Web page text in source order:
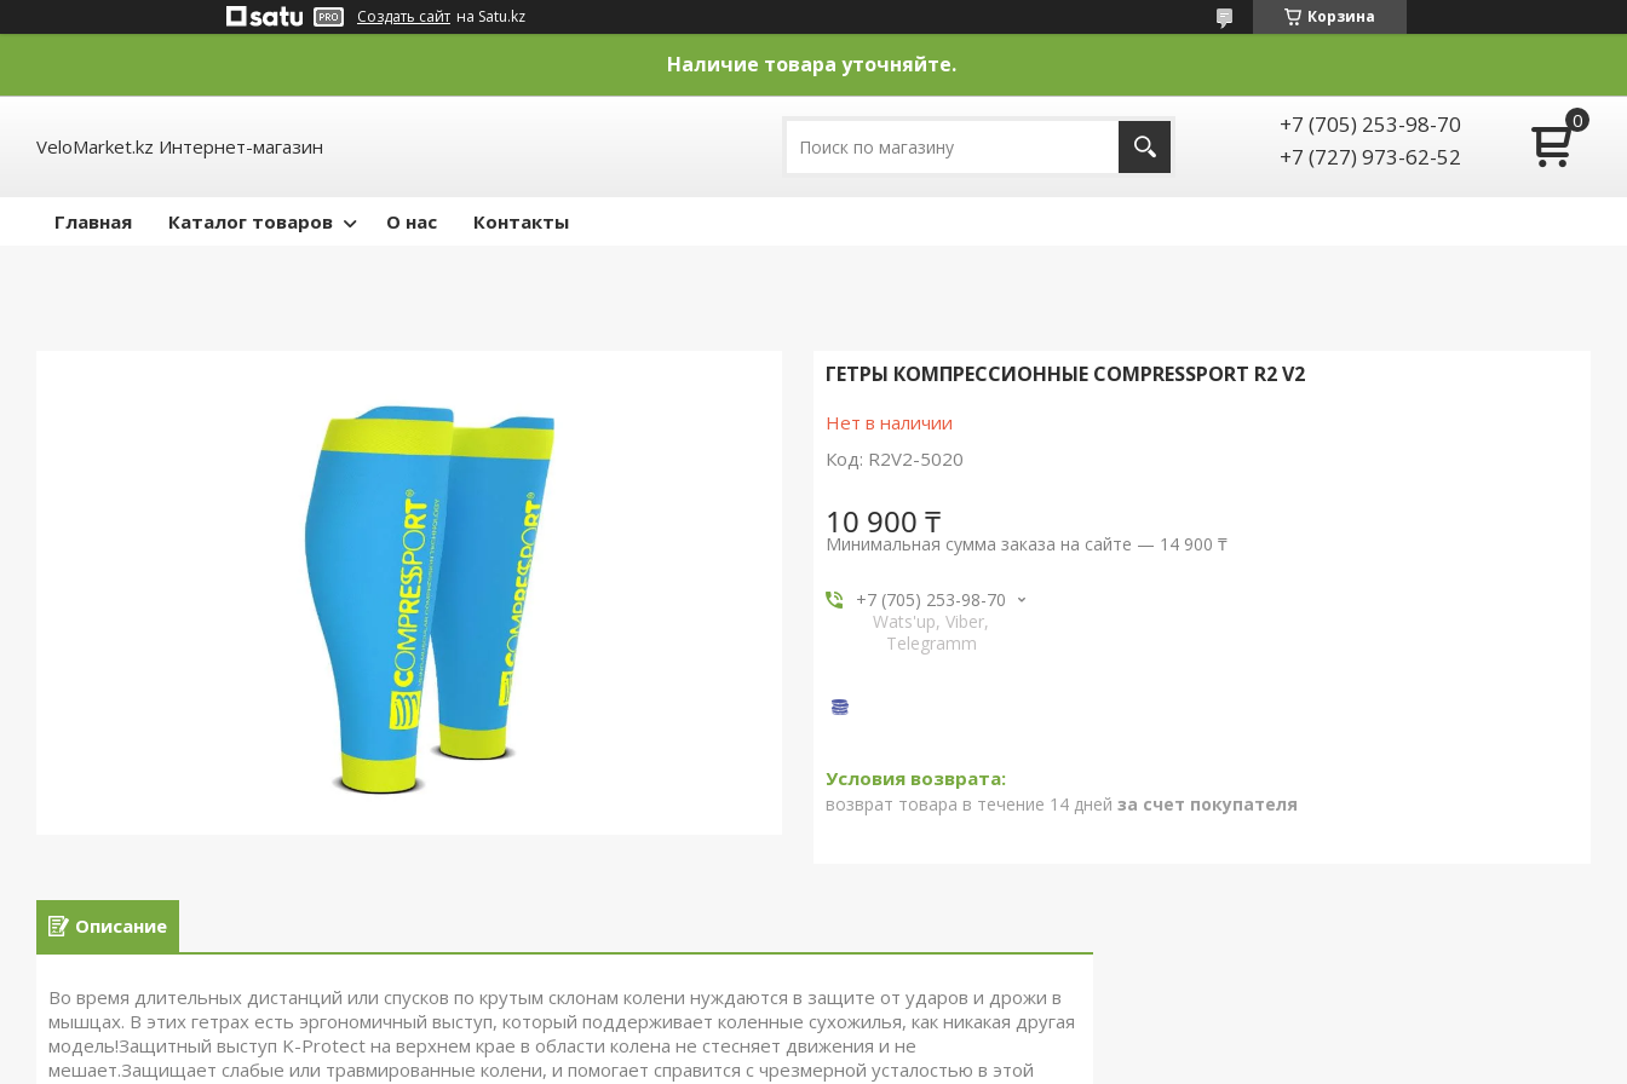
Создать сайт на Satu.kz Корзина
Наличие товара уточняйте.
VeloMarket.kz Интернет-магазин
+7 (705) 253-98-70
+7 (727) 973-62-52
Главная Каталог товаров О нас Контакты
ГЕТРЫ КОМПРЕСCИОННЫЕ COMPRESSPORT R2 V2
Нет в наличии
Код: R2V2-5020
10 900 ₸
Минимальная сумма заказа на сайте — 14 900 ₸
+7 (705) 253-98-70
Wats'up, Viber,
Telegramm
возврат товара в течение 14 дней за счет покупателя
Описание
Во время длительных дистанций или спусков по крутым склонам колени нуждаются в защите от ударов и дрожи в
мышцах. В этих гетрах есть эргономичный выступ, который поддерживает коленные сухожилья, как никакая другая
модель!Защитный выступ K-Protect на верхнем крае в области колена не стесняет движения и не
мешает.Защищает слабые или травмированные колени, и помогает справится с чрезмерной усталостью в этой